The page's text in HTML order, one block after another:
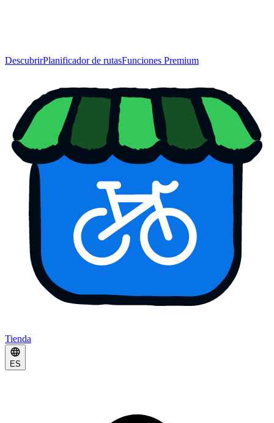
DescubrirPlanificador de rutasFunciones Premium
Tienda
ES